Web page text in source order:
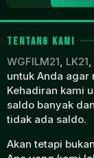
May
1973
TENTANG KAMI
WGFILM21, LK21,
untuk Anda agar
Kehadiran kami
saldo banyak
tidak ada saldo.
Akan tetapi